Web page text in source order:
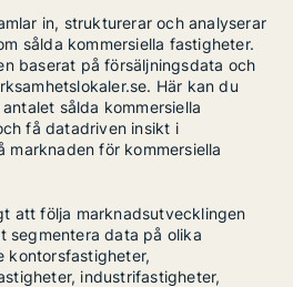
in, strukturerar och analyserar
sålda kommersiella fastigheter.
baserat på försäljningsdata och
Här kan du
sålda kommersiella
få datadriven insikt i
för kommersiella
att följa marknadsutvecklingen
segmentera data på olika
kontorsfastigheter,
industrifastigheter,